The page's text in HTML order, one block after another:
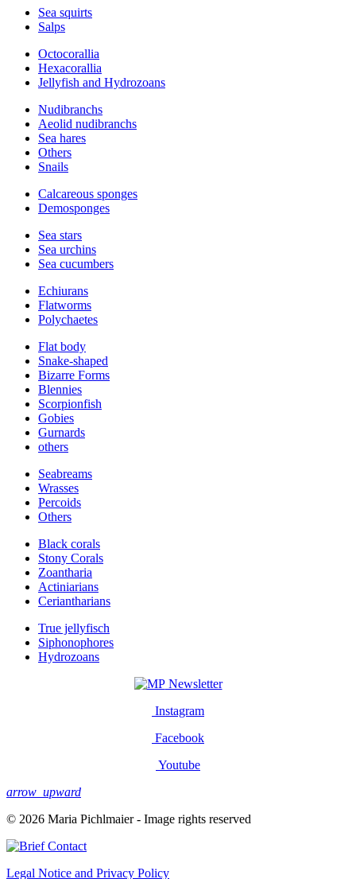
Sea squirts
Salps
Octocorallia
Hexacorallia
Jellyfish and Hydrozoans
Nudibranchs
Aeolid nudibranchs
Sea hares
Others
Snails
Calcareous sponges
Demosponges
Sea stars
Sea urchins
Sea cucumbers
Echiurans
Flatworms
Polychaetes
Flat body
Snake-shaped
Bizarre Forms
Blennies
Scorpionfish
Gobies
Gurnards
others
Seabreams
Wrasses
Percoids
Others
Black corals
Stony Corals
Zoantharia
Actiniarians
Ceriantharians
True jellyfisch
Siphonophores
Hydrozoans
Newsletter
Instagram
Facebook
Youtube
arrow_upward
© 2026 Maria Pichlmaier - Image rights reserved
Contact
Legal Notice and Privacy Policy